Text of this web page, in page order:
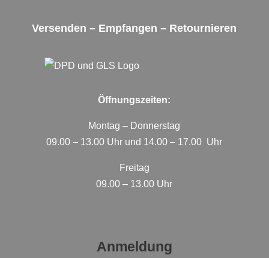
Versenden – Empfangen – Retournieren
Öffnungszeiten:
Montag – Donnerstag
09.00 – 13.00 Uhr und 14.00 – 17.00 Uhr
Freitag
09.00 – 13.00 Uhr
Anmeldung